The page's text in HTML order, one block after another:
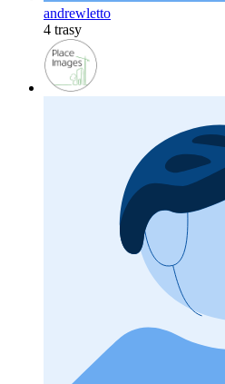
andrewletto
4 trasy